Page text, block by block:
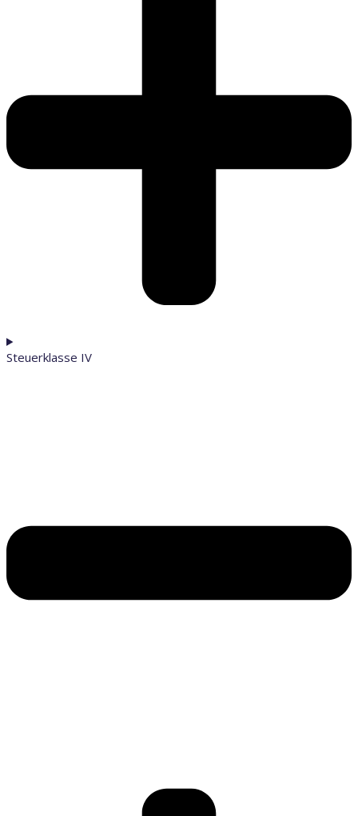
Steuerklasse IV